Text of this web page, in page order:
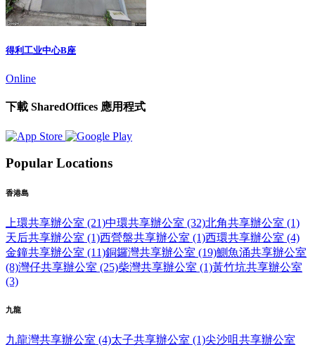
得利工业中心B座
Online
下載 SharedOffices 應用程式
Popular Locations
香港島
上環共享辦公室 (21)中環共享辦公室 (32)北角共享辦公室 (1)
天后共享辦公室 (1)西營盤共享辦公室 (1)西環共享辦公室 (4)
金鐘共享辦公室 (11)銅鑼灣共享辦公室 (19)鰂魚涌共享辦公室
(8)灣仔共享辦公室 (25)柴灣共享辦公室 (1)黃竹坑共享辦公室
(3)
九龍
九龍灣共享辦公室 (4)太子共享辦公室 (1)尖沙咀共享辦公室